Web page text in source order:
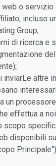
web o servizio
incluso
Group;
di ricerca e
inviarLe altre
un
effettua a
scopo
disponibili